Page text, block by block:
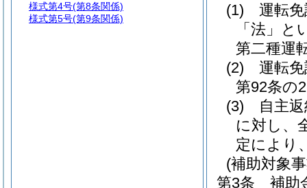
(1)
運転
「法」と
第二種運
(2)
運転
第92条の
(3)
自主
に対し、
定により
(補助対象
第3条
補助
様式第4号(第8条関係)
様式第5号(第9条関係)